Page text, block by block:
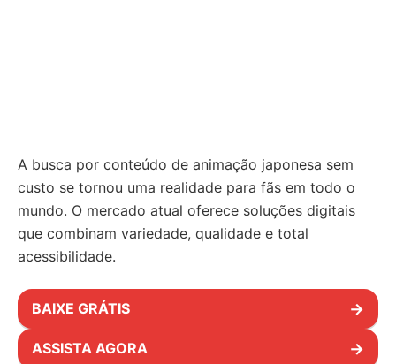
A busca por conteúdo de animação japonesa sem
custo se tornou uma realidade para fãs em todo o
mundo. O mercado atual oferece soluções digitais
que combinam variedade, qualidade e total
acessibilidade.
BAIXE GRÁTIS →
ASSISTA AGORA →